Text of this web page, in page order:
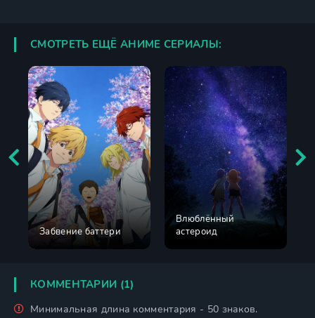
СМОТРЕТЬ ЕЩЁ АНИМЕ СЕРИАЛЫ:
Забвение баттери
Влюблённый
астероид
КОММЕНТАРИИ (1)
Минимальная длина комментария - 50 знаков.